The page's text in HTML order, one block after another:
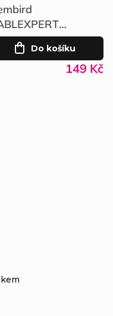
spirála na
12mm, 10m
149 Kč
Do košíku